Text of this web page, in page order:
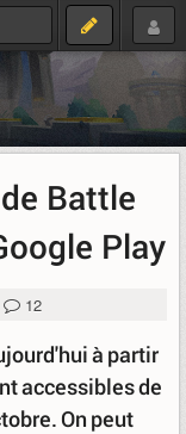
Battle
Play
12
à partir
accessibles de
On peut